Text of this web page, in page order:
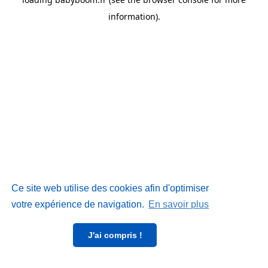
Ce site web utilise des cookies afin d'optimiser
votre expérience de navigation. En savoir plus
J'ai compris !
information).